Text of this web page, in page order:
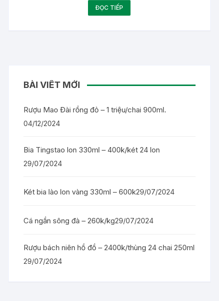
ĐỌC TIẾP
BÀI VIẾT MỚI
Rượu Mao Đài rồng đỏ – 1 triệu/chai 900ml.
04/12/2024
Bia Tingstao lon 330ml – 400k/két 24 lon
29/07/2024
Két bia lào lon vàng 330ml – 600k29/07/2024
Cá ngần sông đà – 260k/kg29/07/2024
Rượu bách niên hồ đồ – 2400k/thùng 24 chai 250ml
29/07/2024